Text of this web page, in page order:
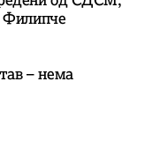
Филипче
– нема